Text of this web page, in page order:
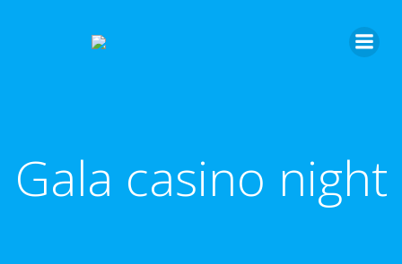
Gala casino night